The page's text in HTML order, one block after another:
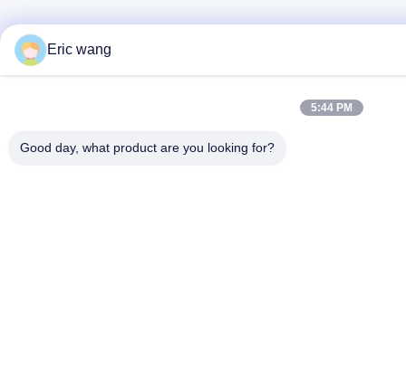
Eric wang
5:44 PM
Good day, what product are you looking for?